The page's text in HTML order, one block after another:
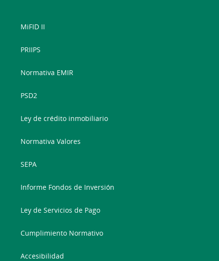
MiFID II
PRIIPS
Normativa EMIR
PSD2
Ley de crédito inmobiliario
Normativa Valores
SEPA
Informe Fondos de Inversión
Ley de Servicios de Pago
Cumplimiento Normativo
Accesibilidad